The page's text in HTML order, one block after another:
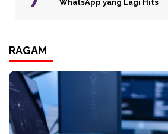
WhatsApp yang Lagi Hits
RAGAM